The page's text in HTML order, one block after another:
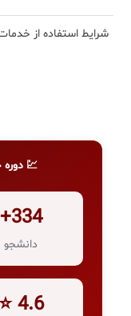
شرایط استفاده از
💹
334+
دانشجو
4.6 ⭐